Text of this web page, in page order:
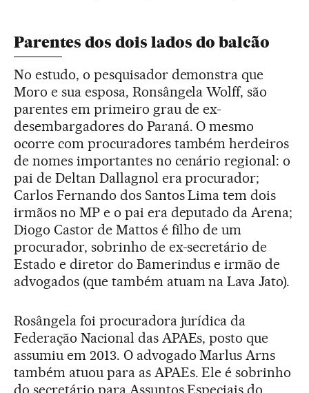
Parentes dos dois lados do balcão
No estudo, o pesquisador demonstra que
Moro e sua esposa, Ronsângela Wolff, são
parentes em primeiro grau de ex-
desembargadores do Paraná. O mesmo
ocorre com procuradores também herdeiros
de nomes importantes no cenário regional: o
pai de Deltan Dallagnol era procurador;
Carlos Fernando dos Santos Lima tem dois
irmãos no MP e o pai era deputado da Arena;
Diogo Castor de Mattos é filho de um
procurador, sobrinho de ex-secretário de
Estado e diretor do Bamerindus e irmão de
advogados (que também atuam na Lava Jato).
Rosângela foi procuradora jurídica da
Federação Nacional das APAEs, posto que
assumiu em 2013. O advogado Marlus Arns
também atuou para as APAEs. Ele é sobrinho
do secretário para Assuntos Especiais do